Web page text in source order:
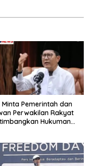
Minta Pemerintah dan
Perwakilan Rakyat
Hukuman